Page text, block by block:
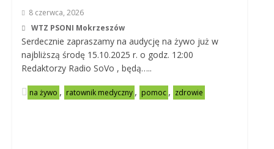
8 czerwca, 2026
WTZ PSONI Mokrzeszów
Serdecznie zapraszamy na audycję na żywo już w
najbliższą środę 15.10.2025 r. o godz. 12:00
Redaktorzy Radio SoVo , będą…..
na żywo , ratownik medyczny , pomoc , zdrowie